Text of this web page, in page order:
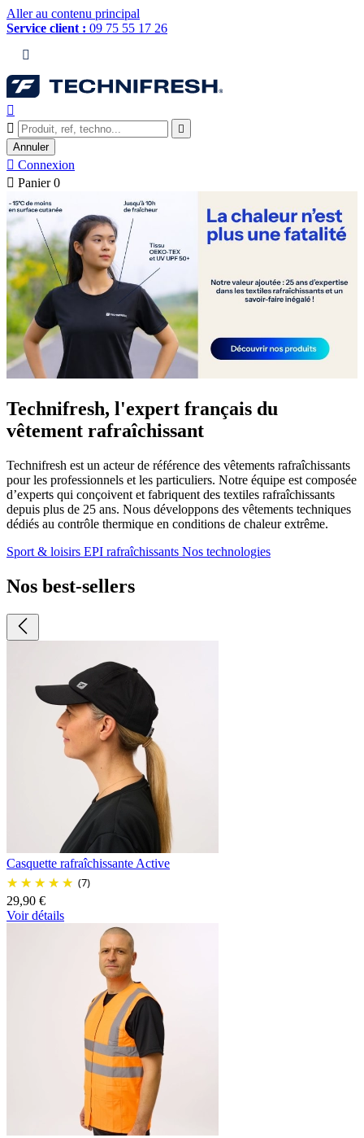
Aller au contenu principal
Service client : 09 75 55 17 26




Annuler
 Connexion
 Panier 0
Technifresh, l'expert français du
vêtement rafraîchissant
Technifresh est un acteur de référence des vêtements rafraîchissants
pour les professionnels et les particuliers. Notre équipe est composée
d’experts qui conçoivent et fabriquent des textiles rafraîchissants
depuis plus de 25 ans. Nous développons des vêtements techniques
dédiés au contrôle thermique en conditions de chaleur extrême.
Sport & loisirs EPI rafraîchissants Nos technologies
Nos best-sellers
Casquette rafraîchissante Active
(7)
29,90 €
Voir détails